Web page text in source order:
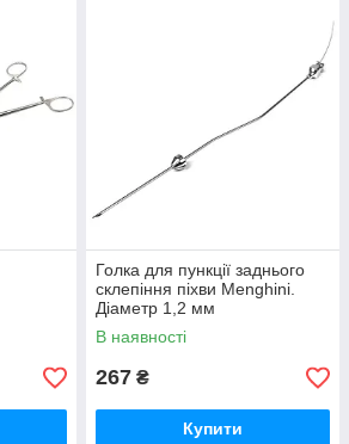
Голка для пункції заднього
склепіння піхви Menghini.
Діаметр 1,2 мм
В наявності
267 ₴
Купити